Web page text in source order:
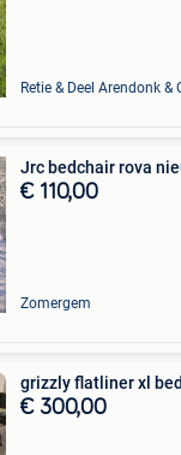
Jrc bedchair rova
€ 110,00
Zomergem
grizzly flatliner xl
€ 300,00